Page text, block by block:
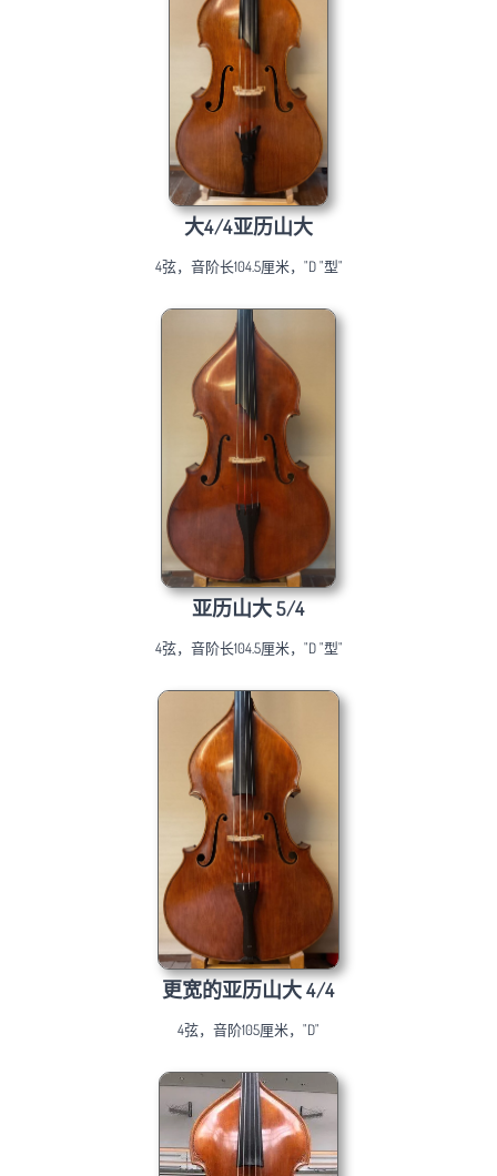
大4/4亚历山大
4弦，音阶长104.5厘米，"D "型"
亚历山大 5/4
4弦，音阶长104.5厘米，"D "型"
更宽的亚历山大 4/4
4弦，音阶105厘米，"D"